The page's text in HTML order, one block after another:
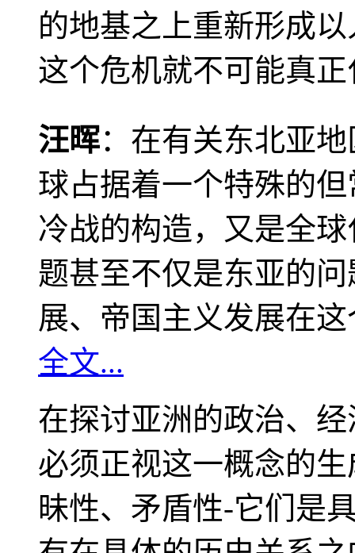
的地基之上重新形成
这个危机就不可能真
汪晖：在有关东北亚
球占据着一个特殊的
冷战的构造，又是全
题甚至不仅是东亚的
展、帝国主义发展在
全文...
在探讨亚洲的政治、
必须正视这一概念的
昧性、矛盾性-它们是